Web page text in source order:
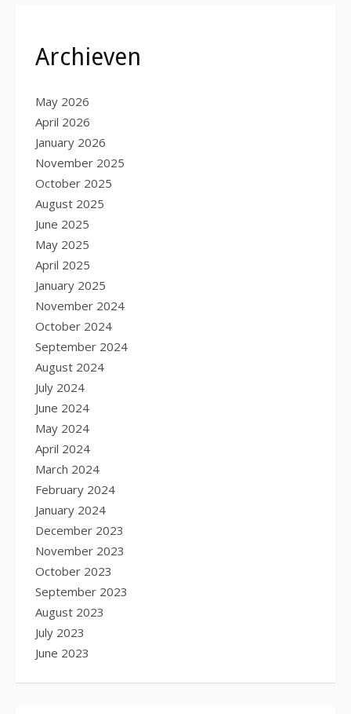
Archieven
May 2026
April 2026
January 2026
November 2025
October 2025
August 2025
June 2025
May 2025
April 2025
January 2025
November 2024
October 2024
September 2024
August 2024
July 2024
June 2024
May 2024
April 2024
March 2024
February 2024
January 2024
December 2023
November 2023
October 2023
September 2023
August 2023
July 2023
June 2023